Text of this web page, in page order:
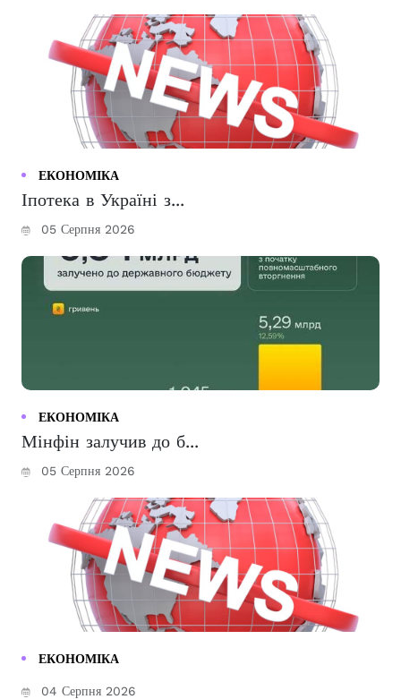
ЕКОНОМІКА
Іпотека в Україні з...
05 Серпня 2026
ЕКОНОМІКА
Мінфін залучив до б...
05 Серпня 2026
ЕКОНОМІКА
04 Серпня 2026